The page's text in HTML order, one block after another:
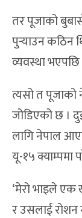
तर पूजाको
पुर्‍याउन कठिन
व्यवस्था
त्यसो त
जोडिएको छ ।
लागि नेपाल
यू-१५ क्याम्पमा
‘मेरो भाइले
र उसलाई रोशन